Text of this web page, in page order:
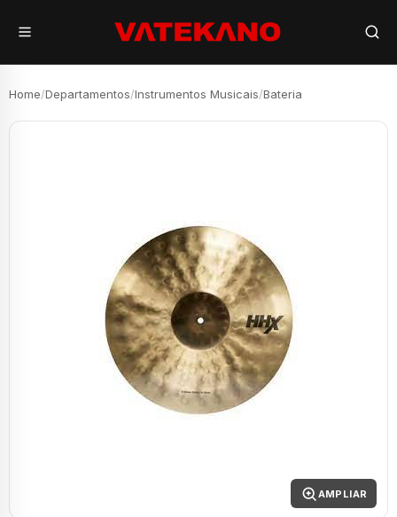
Home/Departamentos/Instrumentos Musicais/Bateria
AMPLIAR